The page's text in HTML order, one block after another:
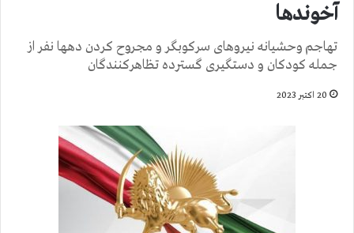
آخوندها
تهاجم وحشیانه نیروهای سرکوبگر و مجروح کردن دهها نفر از
جمله کودکان و دستگیری گسترده تظاهرکنندگان
20 اکتبر 2023